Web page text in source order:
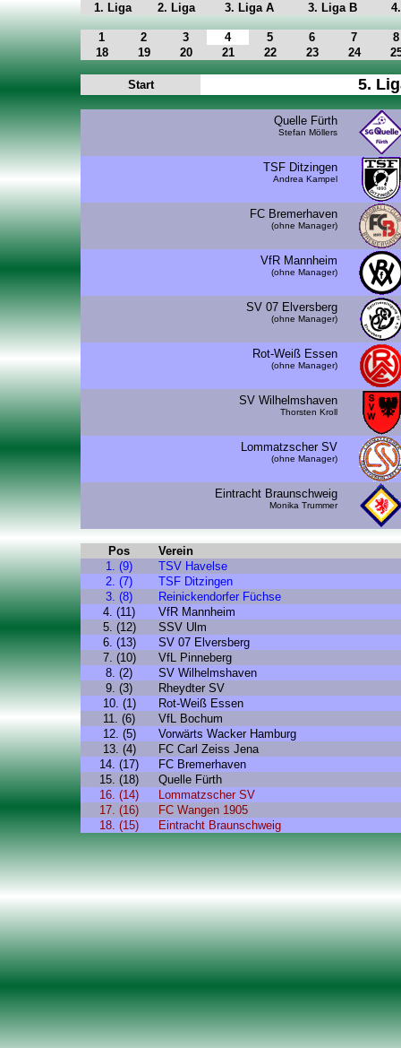
1. Liga 2. Liga 3. Liga A 3. Liga B
1 2 3 4 5 6 7
8
18
19 20 21 22 23 24
Start 5.
Quelle Fürth
Stefan Möllers
TSF Ditzingen
Andrea Kampel
FC Bremerhaven
(ohne Manager)
VfR Mannheim
(ohne Manager)
SV 07 Elversberg
(ohne Manager)
Rot-Weiß Essen
(ohne Manager)
SV Wilhelmshaven
Thorsten Kroll
Lommatzscher SV
(ohne Manager)
Eintracht Braunschweig
Monika Trummer
Pos
Verein
1. (9)
TSV Havelse
2. (7)
TSF Ditzingen
3. (8)
Reinickendorfer Füchse
4. (11)
VfR Mannheim
5. (12)
SSV Ulm
6. (13)
SV 07 Elversberg
7. (10)
VfL Pinneberg
8. (2)
SV Wilhelmshaven
9. (3)
Rheydter SV
10. (1)
Rot-Weiß Essen
11. (6)
VfL Bochum
12. (5)
Vorwärts Wacker Hamburg
13. (4)
FC Carl Zeiss Jena
14. (17)
FC Bremerhaven
15. (18)
Quelle Fürth
16. (14)
Lommatzscher SV
17. (16)
FC Wangen 1905
18. (15)
Eintracht Braunschweig